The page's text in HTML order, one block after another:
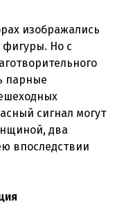
изображались
Но с
парные
сигнал могут
два
впоследствии